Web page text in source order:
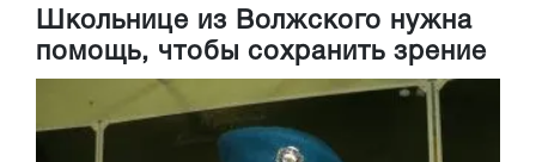
Школьнице из Волжского нужна
помощь, чтобы сохранить зрение